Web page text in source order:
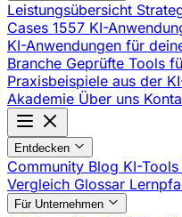
Leistungsübersicht
Cases 1557 KI-
KI-Anwendungen für
Branche Geprüfte Tools
Praxisbeispiele aus der
Akademie Über uns
Entdecken
Community Blog KI-Tools
Vergleich Glossar
Für Unternehmen